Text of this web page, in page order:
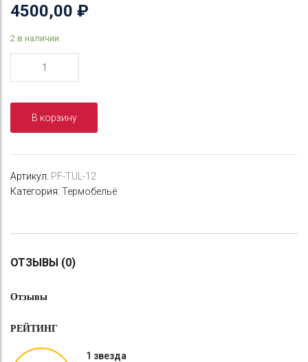
4500,00 ₽
2 в наличии
женское
"СИБИРСКИЙ
СЛЕДОПЫТ
Outdoor"
комплект,
р.46
В корзину
Артикул: PF-TUL-12
Категория: Термобельё
ОТЗЫВЫ (0)
Отзывы
РЕЙТИНГ
1 звезда